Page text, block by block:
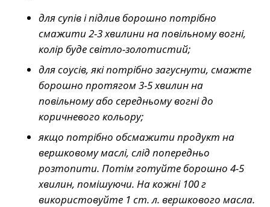
для супів і підлив борошно потрібно
смажити 2-3 хвилини на повільному вогні,
колір буде світло-золотистий;
для соусів, які потрібно загуснути, смажте
борошно протягом 3-5 хвилин на
повільному або середньому вогні до
коричневого кольору;
якщо потрібно обсмажити продукт на
вершковому маслі, слід попередньо
розтопити. Потім готуйте борошно 4-5
хвилин, помішуючи. На кожні 100 г
використовуйте 1 ст. л. вершкового масла.